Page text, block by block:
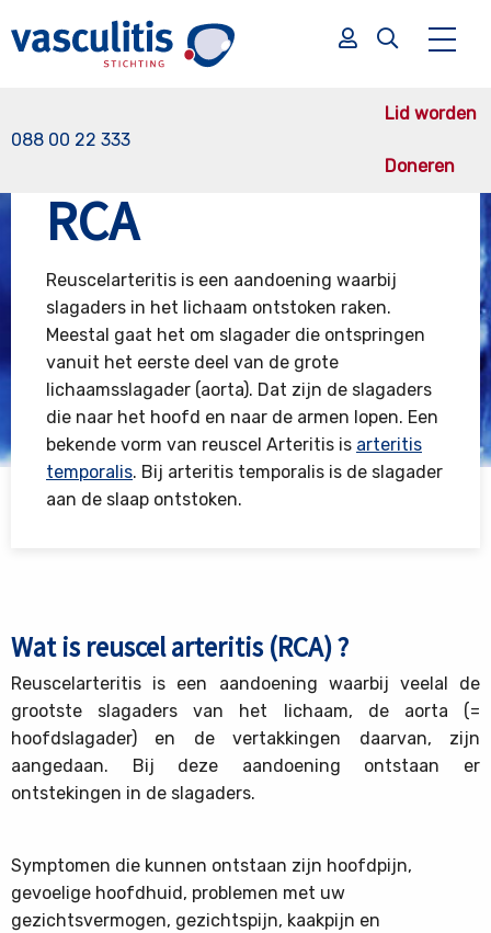
088 00 22 333
Lid worden
Doneren
Zoek
Zoek
RCA
RCA
Reuscelarteritis is een aandoening waarbij
slagaders in het lichaam ontstoken raken.
Meestal gaat het om slagader die ontspringen
vanuit het eerste deel van de grote
lichaamsslagader (aorta). Dat zijn de slagaders
die naar het hoofd en naar de armen lopen. Een
bekende vorm van reuscel Arteritis is arteritis
temporalis. Bij arteritis temporalis is de slagader
aan de slaap ontstoken.
Wat is reuscel arteritis (RCA) ?
Reuscelarteritis is een aandoening waarbij veelal de
grootste slagaders van het lichaam, de aorta (=
hoofdslagader) en de vertakkingen daarvan, zijn
aangedaan. Bij deze aandoening ontstaan er
ontstekingen in de slagaders.
Symptomen die kunnen ontstaan zijn hoofdpijn,
gevoelige hoofdhuid, problemen met uw
gezichtsvermogen, gezichtspijn, kaakpijn en